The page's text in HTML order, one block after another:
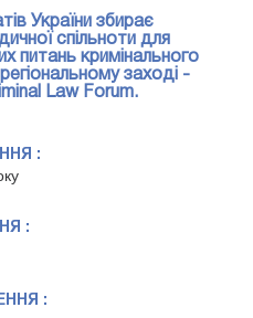
України збирає
спільноти для
питань кримінального
заході -
Law Forum.
:
:
: